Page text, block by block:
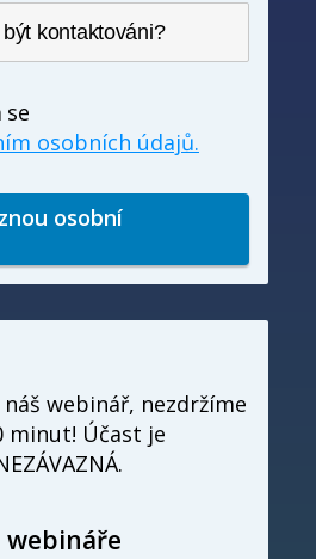
se
osobních údajů.
webinář, nezdržíme
minut! Účast je